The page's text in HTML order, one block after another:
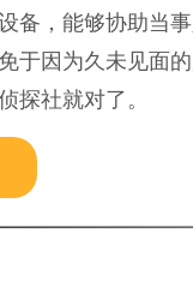
，能够协助当
因为久未见面
探社就对了。